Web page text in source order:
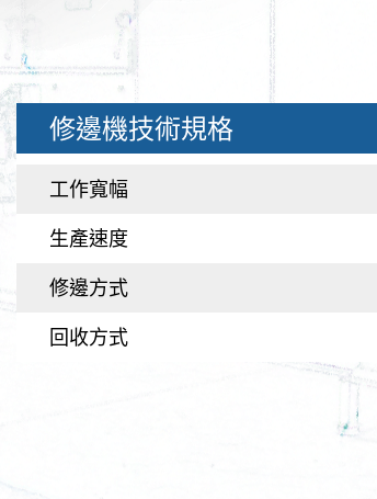
修邊機技術規格
工作寬幅
生產速度
修邊方式
回收方式